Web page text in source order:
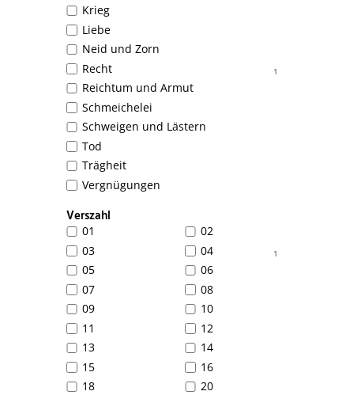
Krieg
Liebe
Neid und Zorn
1
Recht
Reichtum und Armut
Schmeichelei
Schweigen und Lästern
Tod
Trägheit
Vergnügungen
Verszahl
01
02
03
1
04
05
06
07
08
09
10
11
12
13
14
15
16
18
20